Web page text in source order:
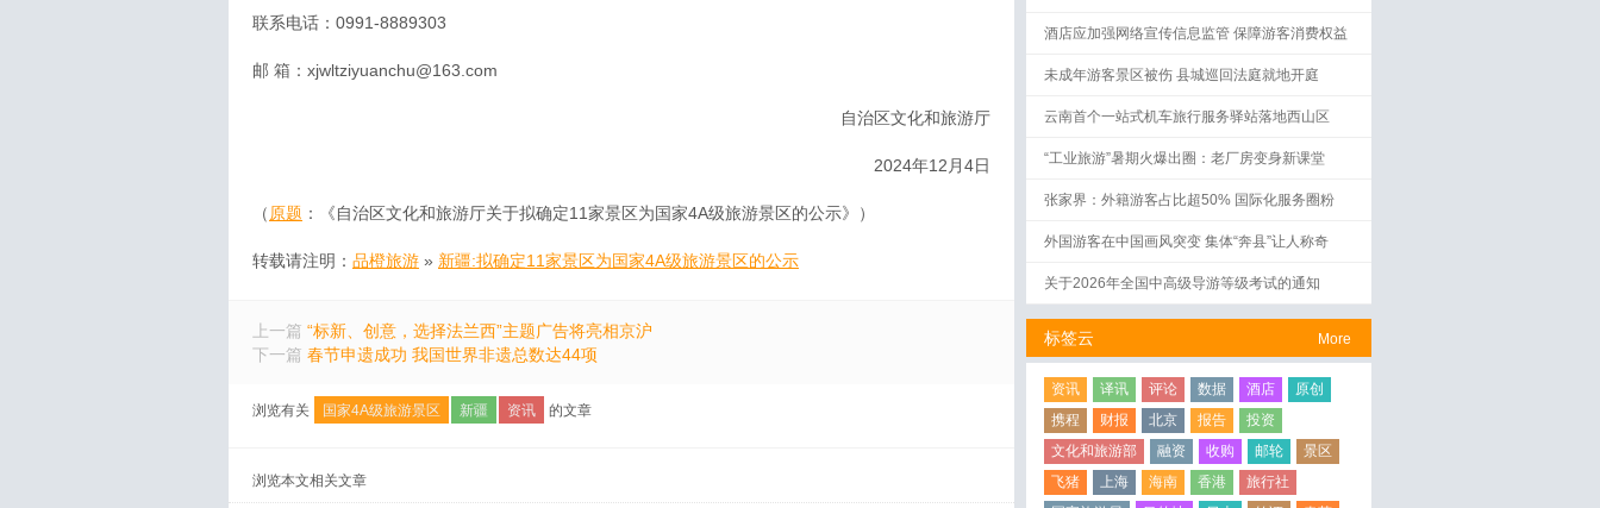
联系电话：0991-8889303
邮 箱：xjwltziyuanchu@163.com
自治区文化和旅游厅
2024年12月4日
（ 原题 ：《自治区文化和旅游厅关于拟确定11家景区为国家4A级旅游景区的公示》）
转载请注明： 品橙旅游 » 新疆:拟确定11家景区为国家4A级旅游景区的公示
上一篇 “标新、创意，选择法兰西”主题广告将亮相京沪
下一篇 春节申遗成功 我国世界非遗总数达44项
浏览有关 国家4A级旅游景区 新疆 资讯 的文章
浏览本文相关文章
酒店应加强网络宣传信息监管 保障游客消费权益
未成年游客景区被伤 县城巡回法庭就地开庭
云南首个一站式机车旅行服务驿站落地西山区
“工业旅游”暑期火爆出圈：老厂房变身新课堂
张家界：外籍游客占比超50% 国际化服务圈粉
外国游客在中国画风突变 集体“奔县”让人称奇
关于2026年全国中高级导游等级考试的通知
More
标签云
资讯 译讯 评论 数据 酒店
原创
携程
财报 北京 报告
投资
文化和旅游部
融资 收购 邮轮
景区
飞猪
上海 海南 香港
旅行社